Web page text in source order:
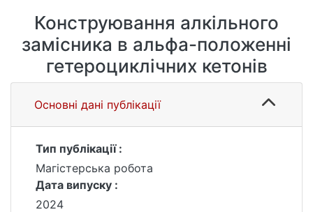
Конструювання алкільного
замісника в альфа-положенні
гетероциклічних кетонів
Основні дані публікації
Тип публікації :
Магістерська робота
Дата випуску :
2024